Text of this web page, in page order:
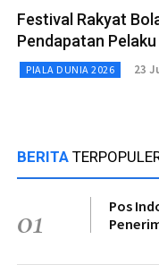
Festival Rakyat
Pendapatan Pelaku
PIALA DUNIA 2026 23
BERITA
01
Pos